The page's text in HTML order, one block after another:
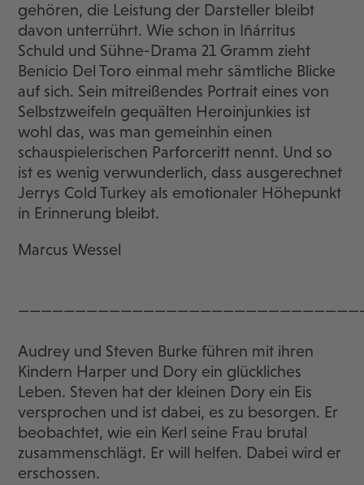
gehören, die Leistung der Darsteller bleibt
davon unterrührt. Wie schon in Iñárritus
Schuld und Sühne-Drama 21 Gramm zieht
Benicio Del Toro einmal mehr sämtliche Blicke
auf sich. Sein mitreißendes Portrait eines von
Selbstzweifeln gequälten Heroinjunkies ist
wohl das, was man gemeinhin einen
schauspielerischen Parforceritt nennt. Und so
ist es wenig verwunderlich, dass ausgerechnet
Jerrys Cold Turkey als emotionaler Höhepunkt
in Erinnerung bleibt.
Marcus Wessel
Audrey und Steven Burke führen mit ihren
Kindern Harper und Dory ein glückliches
Leben. Steven hat der kleinen Dory ein Eis
versprochen und ist dabei, es zu besorgen. Er
beobachtet, wie ein Kerl seine Frau brutal
zusammenschlägt. Er will helfen. Dabei wird er
erschossen.